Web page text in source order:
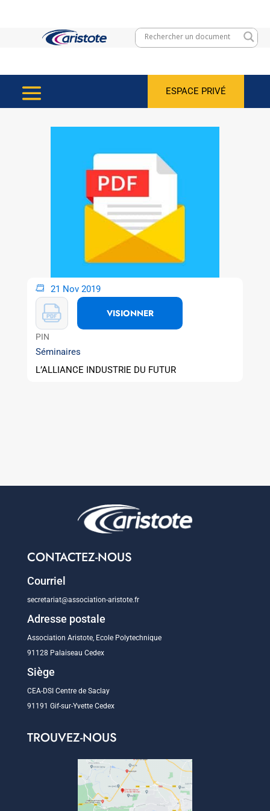
ESPACE PRIVÉ
21 Nov 2019
VISIONNER
PIN
Séminaires
L’ALLIANCE INDUSTRIE DU FUTUR
CONTACTEZ-NOUS
Courriel
secretariat@association-aristote.fr
Adresse postale
Association Aristote, Ecole Polytechnique
91128 Palaiseau Cedex
Siège
CEA-DSI Centre de Saclay
91191 Gif-sur-Yvette Cedex
TROUVEZ-NOUS